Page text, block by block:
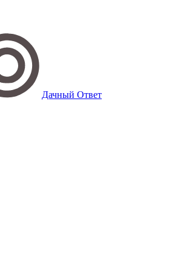
Дачный Ответ